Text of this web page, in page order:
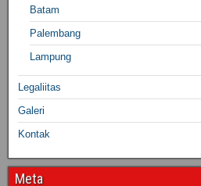
Batam
Palembang
Lampung
Legaliitas
Galeri
Kontak
Meta